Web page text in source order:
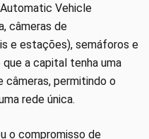
Vehicle
câmeras de
e estações), semáforos e
a capital tenha uma
câmeras, permitindo o
rede única.
o compromisso de